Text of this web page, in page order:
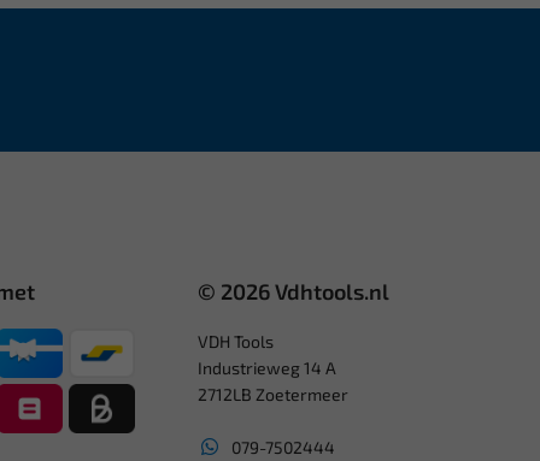
© 2026 Vdhtools.nl
VDH Tools
Industrieweg 14 A
2712LB Zoetermeer
079-7502444